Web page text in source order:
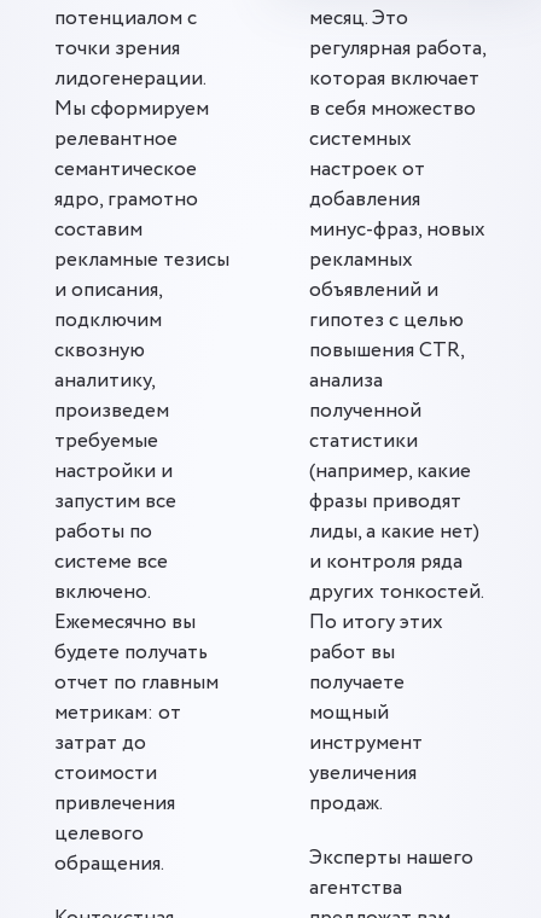
потенциалом с
точки зрения
лидогенерации.
Мы сформируем
релевантное
семантическое
ядро, грамотно
составим
рекламные тезисы
и описания,
подключим
сквозную
аналитику,
произведем
требуемые
настройки и
запустим все
работы по
системе все
включено.
Ежемесячно вы
будете получать
отчет по главным
метрикам: от
затрат до
стоимости
привлечения
целевого
обращения.
месяц. Это
регулярная работа,
которая включает
в себя множество
системных
настроек от
добавления
минус-фраз, новых
рекламных
объявлений и
гипотез с целью
повышения CTR,
анализа
полученной
статистики
(например, какие
фразы приводят
лиды, а какие нет)
и контроля ряда
других тонкостей.
По итогу этих
работ вы
получаете
мощный
инструмент
увеличения
продаж.
Эксперты нашего
агентства